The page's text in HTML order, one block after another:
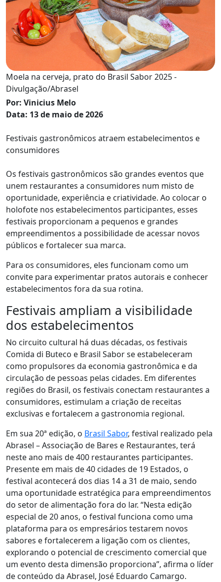
Moela na cerveja, prato do Brasil Sabor 2025 -
Divulgação/Abrasel
Por: Vinicius Melo
Data: 13 de maio de 2026
Festivais gastronômicos atraem estabelecimentos e
consumidores
Os festivais gastronômicos são grandes eventos que
unem restaurantes a consumidores num misto de
oportunidade, experiência e criatividade. Ao colocar o
holofote nos estabelecimentos participantes, esses
festivais proporcionam a pequenos e grandes
empreendimentos a possibilidade de acessar novos
públicos e fortalecer sua marca.
Para os consumidores, eles funcionam como um
convite para experimentar pratos autorais e conhecer
estabelecimentos fora da sua rotina.
Festivais ampliam a visibilidade
dos estabelecimentos
No circuito cultural há duas décadas, os festivais
Comida di Buteco e Brasil Sabor se estabeleceram
como propulsores da economia gastronômica e da
circulação de pessoas pelas cidades. Em diferentes
regiões do Brasil, os festivais conectam restaurantes a
consumidores, estimulam a criação de receitas
exclusivas e fortalecem a gastronomia regional.
Em sua 20ª edição, o Brasil Sabor, festival realizado pela
Abrasel – Associação de Bares e Restaurantes, terá
neste ano mais de 400 restaurantes participantes.
Presente em mais de 40 cidades de 19 Estados, o
festival acontecerá dos dias 14 a 31 de maio, sendo
uma oportunidade estratégica para empreendimentos
do setor de alimentação fora do lar. “Nesta edição
especial de 20 anos, o festival funciona como uma
plataforma para os empresários testarem novos
sabores e fortalecerem a ligação com os clientes,
explorando o potencial de crescimento comercial que
um evento desta dimensão proporciona”, afirma o líder
de conteúdo da Abrasel, José Eduardo Camargo.